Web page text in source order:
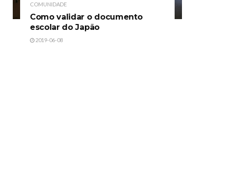
COMUNIDADE
Como validar o documento
escolar do Japão
2019-06-08